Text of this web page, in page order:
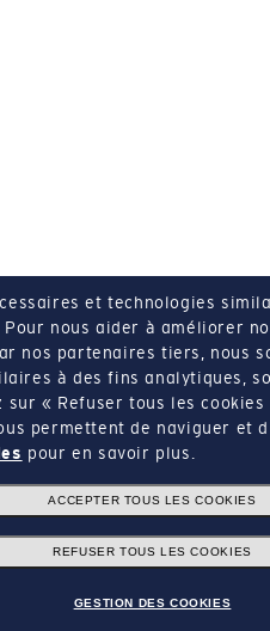
et technologies
Pour nous aider à améliorer
nos partenaires tiers, nous
à des fins analytiques,
sur « Refuser tous les
permettent de naviguer et
pour en savoir plus.
ACCEPTER TOUS LES COOKIES
REFUSER TOUS LES COOKIES
GESTION DES COOKIES